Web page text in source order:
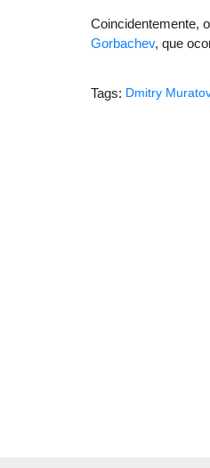
Coincidentemente,
Gorbachev, que
Tags: Dmitry Muratov